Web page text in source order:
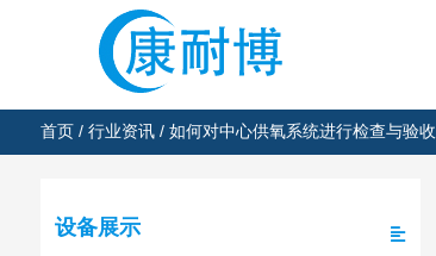
首页/ 行业资讯/ 如何对中心供氧系统进行检查与验收
设备展示